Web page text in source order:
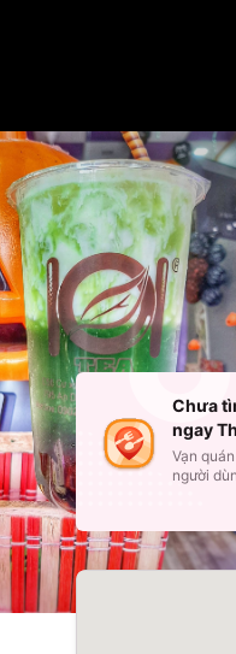
Chưa
ngay
Vạn
người